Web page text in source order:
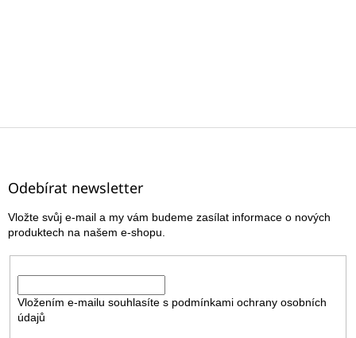
Z
Odebírat newsletter
Vložte svůj e-mail a my vám budeme zasílat informace o nových
produktech na našem e-shopu.
Vložením e-mailu souhlasíte s podmínkami ochrany osobních
údajů